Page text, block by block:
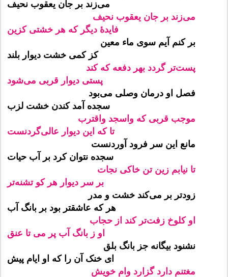
می‌زند بر جان یعقوب نحیف
می‌زند بر جان یعقوب نحیف
فایدهٔ دیگر که هر خشتی کزین
بر کنم آیم سوی ماء معین
کز کمی خشت دیوار بلند
پست‌تر گردد بهر دفعه که کند
پستی دیوار قربی می‌شود
فصل او درمان وصلی می‌بود
سجده آمد کندن خشت لزب
موجب قربی که واسجد واقترب
تا که این دیوار عالی‌گردنست
مانع این سر فرود آوردنست
سجده نتوان کرد بر آب حیات
تا نیابم زین تن خاکی نجات
بر سر دیوار هر کو تشنه‌تر
زودتر بر می‌کند خشت و مدر
هر که عاشقتر بود بر بانگ آب
او کلوخ زفت‌تر کند از حجاب
او ز بانگ آب پر می تا عنق
نشنود بیگانه جز بانگ بلق
ای خنک آن را که او ایام پیش
مغتنم دارد گزارد وام خویش